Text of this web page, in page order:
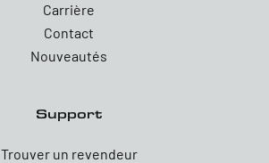
Carrière
Contact
Nouveautés
Support
Trouver un revendeur